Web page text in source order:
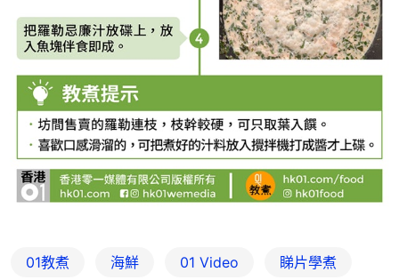
01教煮 海鮮 01 Video 睇片學煮